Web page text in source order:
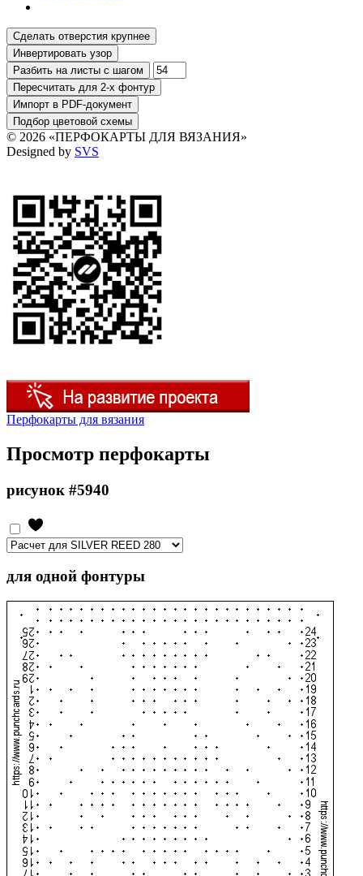
© 2026 «ПЕРФОКАРТЫ ДЛЯ ВЯЗАНИЯ»
Designed by SVS
Перфокарты для вязания
Просмотр перфокарты
рисунок #5940
для одной фонтуры